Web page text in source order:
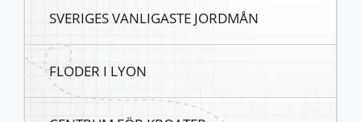
SVERIGES VANLIGASTE JORDMÅN
FLODER I LYON